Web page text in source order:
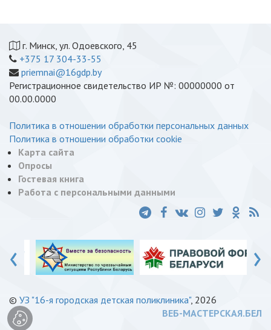
г. Минск, ул. Одоевского, 45
+375 17 304-33-55
priemnai@16gdp.by
Регистрационное свидетельство ИР №: 00000000 от
00.00.0000
Политика в отношении обработки персональных данных
Политика в отношении обработки cookie
Карта сайта
Опросы
Гостевая книга
Работа с персональными данными
‹ ›
© УЗ "16-я городская детская поликлиника", 2026
ВЕБ-МАСТЕРСКАЯ.БЕЛ